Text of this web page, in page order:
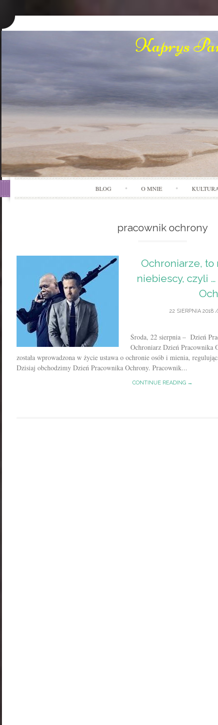
Kaprys
BLOG O MNIE
pracownik ochrony
Ochroniarze, to
niebiescy, czyli
22 SIERPNIA 2018
Środa, 22 sierpnia – Dzień
Ochroniarz Dzień Pracownika
została wprowadzona w życie ustawa o ochronie osób i mienia,
Dzisiaj obchodzimy Dzień Pracownika Ochrony. Pracownik...
CONTINUE READING →